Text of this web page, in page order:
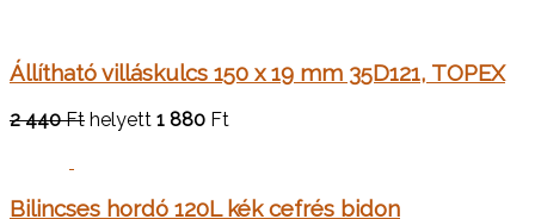
Állítható villáskulcs 150 x 19 mm 35D121, TOPEX
2 440 Ft helyett 1 880 Ft
Bilincses hordó 120L kék cefrés bidon